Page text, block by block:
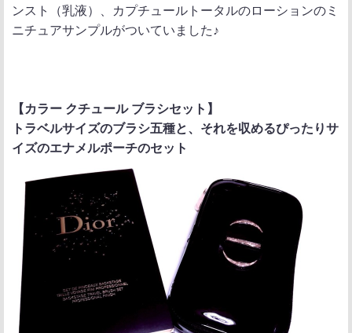
ンスト（乳液）、カプチュールトータルのローションのミ
ニチュアサンプルがついていました♪
【カラー クチュール ブラシセット】
トラベルサイズのブラシ五種と、それを収めるぴったりサ
イズのエナメルポーチのセット